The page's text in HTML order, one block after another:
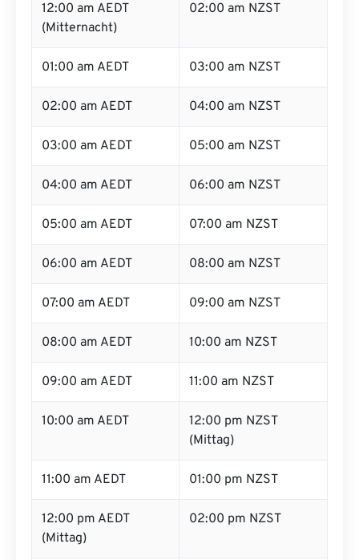
12:00 am AEDT
(Mitternacht)
02:00 am NZST
01:00 am AEDT 03:00 am NZST
02:00 am AEDT 04:00 am NZST
03:00 am AEDT 05:00 am NZST
04:00 am AEDT 06:00 am NZST
05:00 am AEDT 07:00 am NZST
06:00 am AEDT 08:00 am NZST
07:00 am AEDT 09:00 am NZST
08:00 am AEDT 10:00 am NZST
09:00 am AEDT 11:00 am NZST
10:00 am AEDT
12:00 pm NZST
(Mittag)
11:00 am AEDT 01:00 pm NZST
12:00 pm AEDT
(Mittag)
02:00 pm NZST